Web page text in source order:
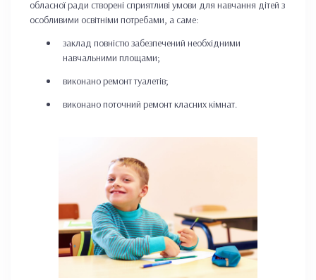
обласної ради створені сприятливі умови для навчання дітей з
особливими освітніми потребами, а саме:
заклад повністю забезпечений необхідними
навчальними площами;
виконано ремонт туалетів;
виконано поточний ремонт класних кімнат.